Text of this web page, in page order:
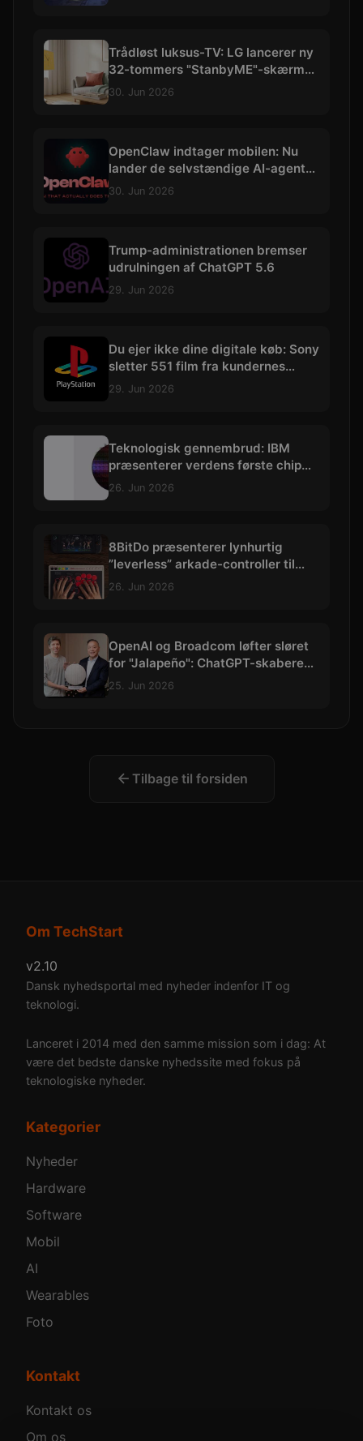
Trådløst luksus-TV: LG lancerer ny
32-tommers "StanbyME"-skærm
med 4K og batteri
30. Jun 2026
OpenClaw indtager mobilen: Nu
lander de selvstændige AI-agenter
på iOS og Android
30. Jun 2026
Trump-administrationen bremser
udrulningen af ChatGPT 5.6
29. Jun 2026
Du ejer ikke dine digitale køb: Sony
sletter 551 film fra kundernes
biblioteker
29. Jun 2026
Teknologisk gennembrud: IBM
præsenterer verdens første chip
skabt med præcision under 1 nm
26. Jun 2026
8BitDo præsenterer lynhurtig
”leverless” arkade-controller til
hardcore kampspils-entusiaster
26. Jun 2026
OpenAI og Broadcom løfter sløret
for "Jalapeño": ChatGPT-skaberens
allerførste AI-chip
25. Jun 2026
Tilbage til forsiden
Om TechStart
v2.10
Dansk nyhedsportal med nyheder indenfor IT og
teknologi.
Lanceret i 2014 med den samme mission som i dag: At
være det bedste danske nyhedssite med fokus på
teknologiske nyheder.
Kategorier
Nyheder
Hardware
Software
Mobil
AI
Wearables
Foto
Kontakt
Kontakt os
Om os